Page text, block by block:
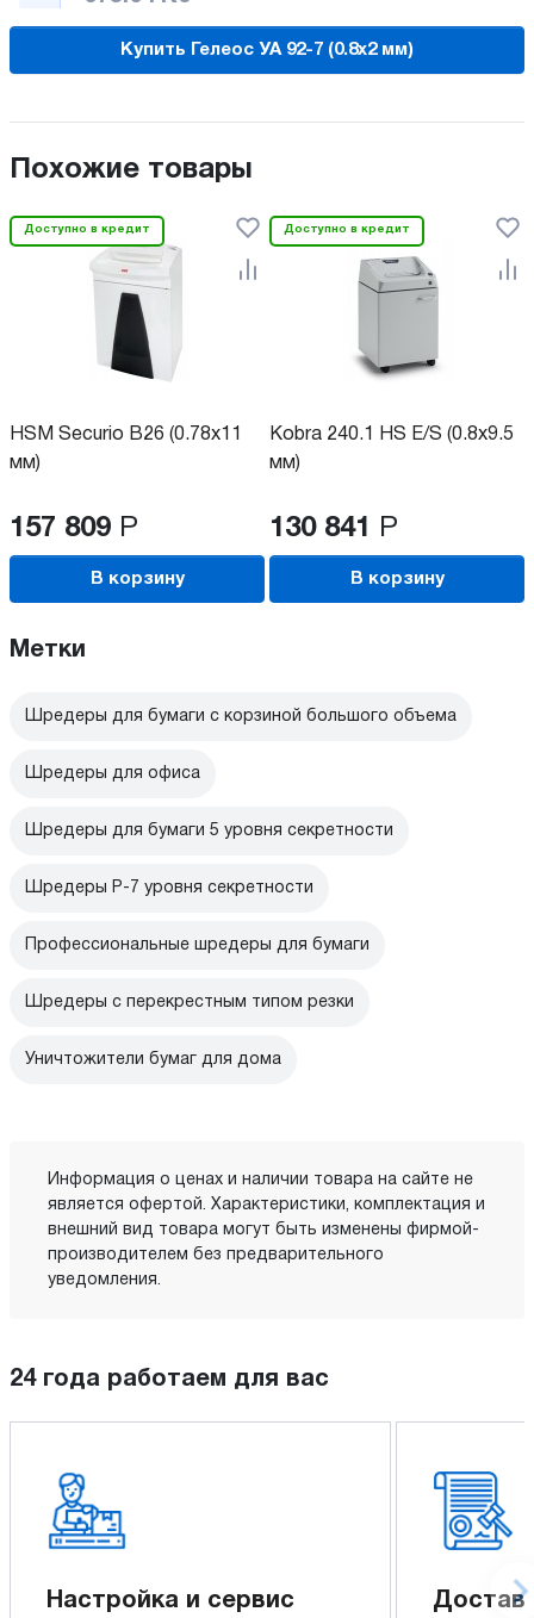
Купить Гелеос УА 92-7 (0.8х2 мм)
Похожие товары
Доступно в кредит
HSM Securio B26 (0.78x11
мм)
157 809 Р
В корзину
Доступно в кредит
Kobra 240.1 HS E/S (0.8x9.5
мм)
130 841 Р
В корзину
Метки
Шредеры для бумаги с корзиной большого объема
Шредеры для офиса
Шредеры для бумаги 5 уровня секретности
Шредеры P-7 уровня секретности
Профессиональные шредеры для бумаги
Шредеры с перекрестным типом резки
Уничтожители бумаг для дома
Информация о ценах и наличии товара на сайте не
является офертой. Характеристики, комплектация и
внешний вид товара могут быть изменены фирмой-
производителем без предварительного
уведомления.
24 года работаем для вас
Настройка и сервис